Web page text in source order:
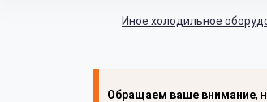
Иное холодильное
Обращаем ваше внимание,